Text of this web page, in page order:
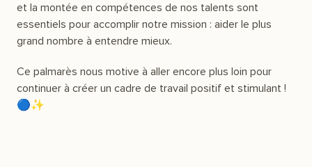
et la montée en compétences de nos talents sont
essentiels pour accomplir notre mission : aider le plus
grand nombre à entendre mieux.
Ce palmarès nous motive à aller encore plus loin pour
continuer à créer un cadre de travail positif et stimulant !
🔵✨